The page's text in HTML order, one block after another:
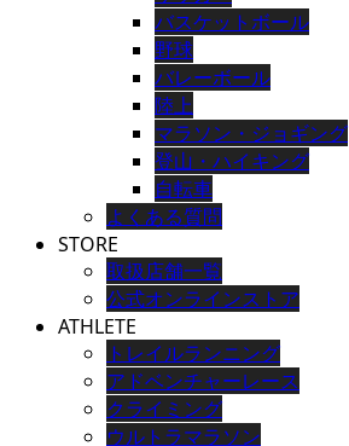
バスケットボール
野球
バレーボール
陸上
マラソン・ジョギング
登山・ハイキング
自転車
よくある質問
STORE
取扱店舗一覧
公式オンラインストア
ATHLETE
トレイルランニング
アドベンチャーレース
クライミング
ウルトラマラソン